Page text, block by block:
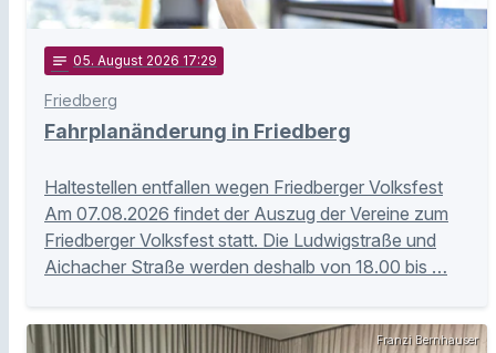
notes 05. August 2026 17:29
Friedberg
Fahrplanänderung in Friedberg
Haltestellen entfallen wegen Friedberger Volksfest
Am 07.08.2026 findet der Auszug der Vereine zum
Friedberger Volksfest statt. Die Ludwigstraße und
Aichacher Straße werden deshalb von 18.00 bis …
Franzi Bernhauser